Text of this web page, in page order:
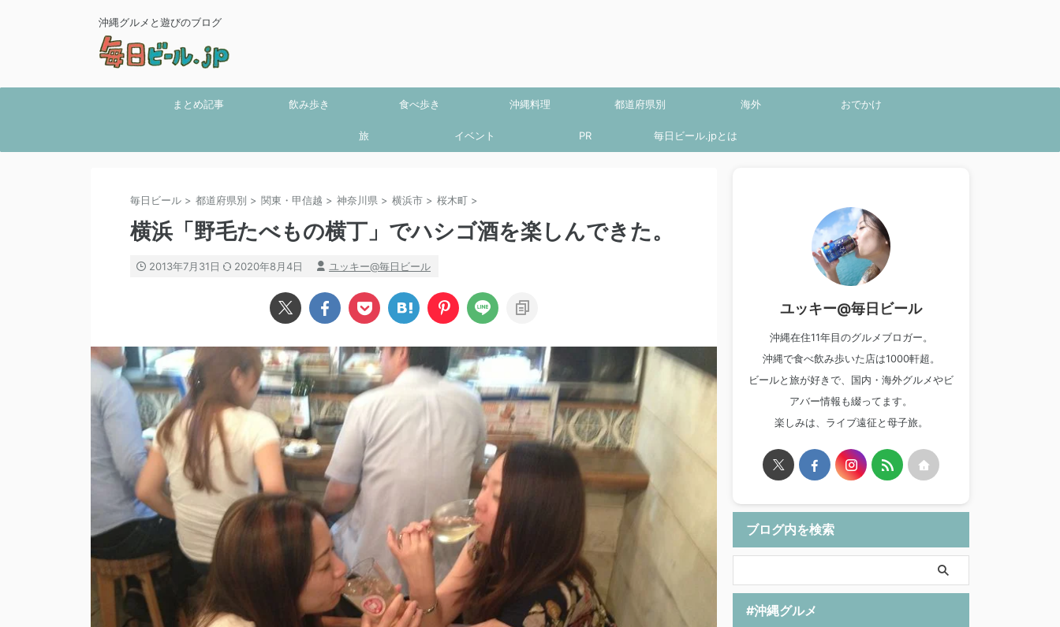
沖縄グルメと遊びのブログ
まとめ記事 飲み歩き 食べ歩き 沖縄料理 都道府県別 海外 おでかけ
旅 イベント PR 毎日ビール.jpとは
毎日ビール > 都道府県別 > 関東・甲信越 > 神奈川県 > 横浜市 > 桜木町 >
横浜「野毛たべもの横丁」でハシゴ酒を楽しんできた。
2013年7月31日 2020年8月4日 ユッキー@毎日ビール
ユッキー@毎日ビール
沖縄在住11年目のグルメブロガー。
沖縄で食べ飲み歩いた店は1000軒超。
ビールと旅が好きで、国内・海外グルメやビ
アバー情報も綴ってます。
楽しみは、ライブ遠征と母子旅。
ブログ内を検索
#沖縄グルメ